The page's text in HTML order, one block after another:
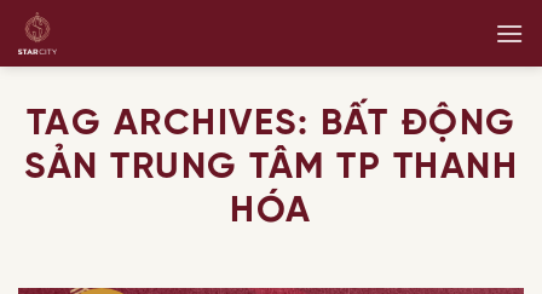
Skip
TAG ARCHIVES: BẤT ĐỘNG
SẢN TRUNG TÂM TP THANH
HÓA